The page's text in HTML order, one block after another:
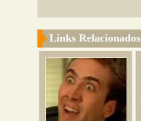
Links Relacionados